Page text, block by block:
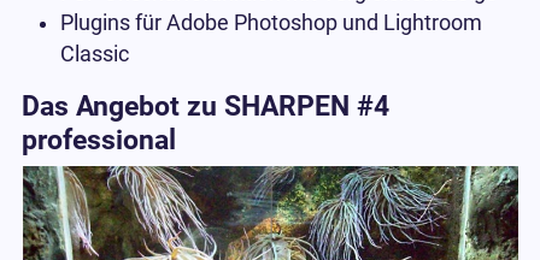
Plugins für Adobe Photoshop und Lightroom
Classic
Das Angebot zu SHARPEN #4
professional